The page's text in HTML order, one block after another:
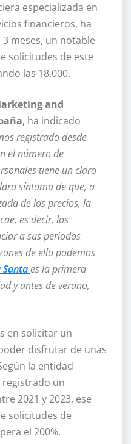
especializada en
financieros, ha
meses, un notable
solicitudes de este
las 18.000.
and
, ha indicado
registrado desde
el número de
tiene un claro
síntoma de que, a
de los precios, la
es decir, los
a sus periodos
de ello podemos
Santaes la primera
y antes de verano,
en solicitar un
disfrutar de unas
la entidad
registrado un
2021 y 2023, ese
solicitudes de
el 200%.